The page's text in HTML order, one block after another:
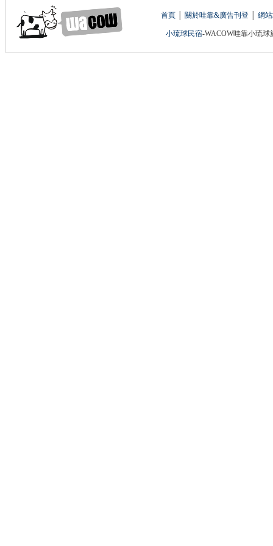
首頁 關於哇靠&廣告刊登 網
小琉球民宿-WACOW哇靠小琉球